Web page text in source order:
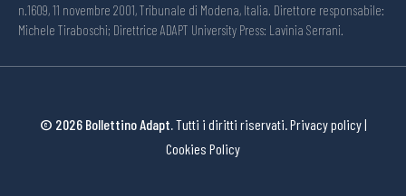
n.1609, 11 novembre 2001, Tribunale di Modena, Italia. Direttore responsabile:
Michele Tiraboschi; Direttrice ADAPT University Press: Lavinia Serrani.
© 2026 Bollettino Adapt.Tutti i diritti riservati.Privacy policy|
Cookies Policy